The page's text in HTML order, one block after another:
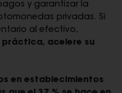
y garantizar la
privadas. Si
al efectivo,
práctica, acelere su
en establecimientos